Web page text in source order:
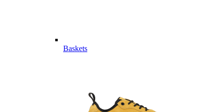
Baskets